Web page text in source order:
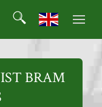
Search
Search for:
BRAM